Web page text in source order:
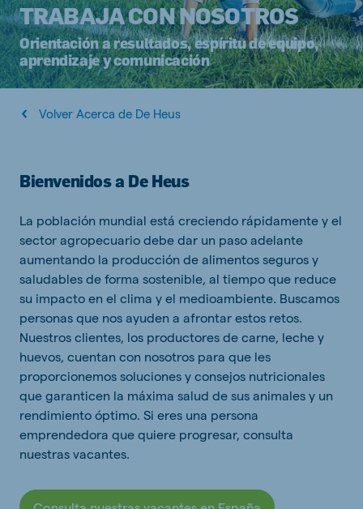
TRABAJA CON NOSOTROS
Orientación a resultados, espíritu de equipo,
aprendizaje y comunicación
Volver Acerca de De Heus
Bienvenidos a De Heus
La población mundial está creciendo rápidamente y el
sector agropecuario debe dar un paso adelante
aumentando la producción de alimentos seguros y
saludables de forma sostenible, al tiempo que reduce
su impacto en el clima y el medioambiente. Buscamos
personas que nos ayuden a afrontar estos retos.
Nuestros clientes, los productores de carne, leche y
huevos, cuentan con nosotros para que les
proporcionemos soluciones y consejos nutricionales
que garanticen la máxima salud de sus animales y un
rendimiento óptimo. Si eres una persona
emprendedora que quiere progresar, consulta
nuestras vacantes.